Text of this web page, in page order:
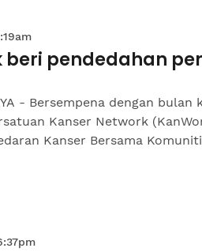
beri pendedahan
- Bersempena dengan bulan
Kanser Network
Kanser Bersama